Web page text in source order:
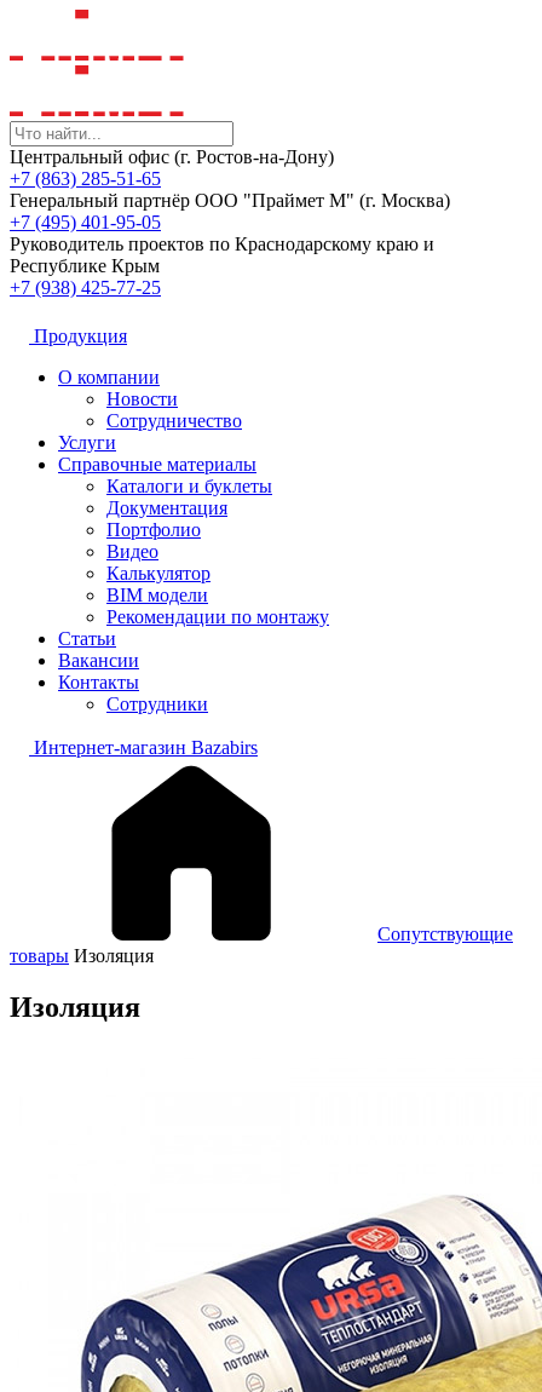
Центральный офис (г. Ростов-на-Дону)
+7 (863) 285-51-65
Генеральный партнёр ООО "Праймет М" (г. Москва)
+7 (495) 401-95-05
Руководитель проектов по Краснодарскому краю и
Республике Крым
+7 (938) 425-77-25
Продукция
О компании
Новости
Сотрудничество
Услуги
Справочные материалы
Каталоги и буклеты
Документация
Портфолио
Видео
Калькулятор
BIM модели
Рекомендации по монтажу
Статьи
Вакансии
Контакты
Сотрудники
Интернет-магазин Bazabirs
Сопутствующие
товары Изоляция
Изоляция